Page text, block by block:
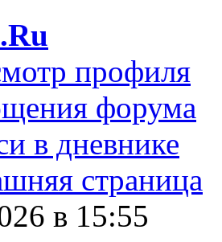
профиля
форума
в дневнике
страница
в 15:55